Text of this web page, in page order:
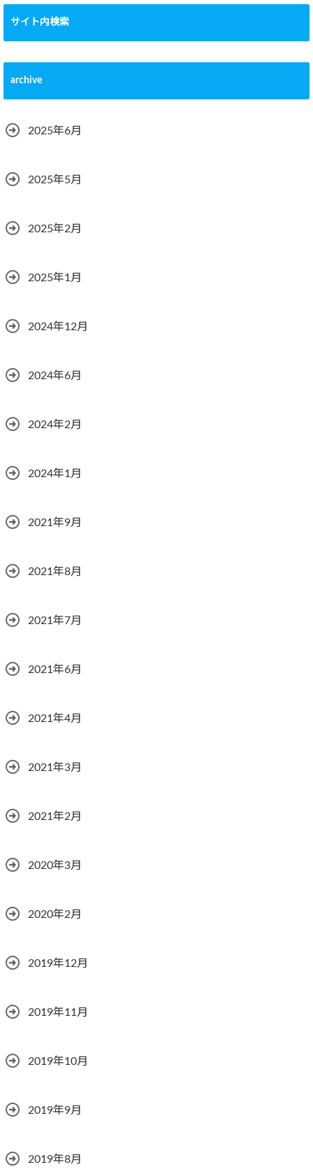
サイト内検索
archive
2025年6月
2025年5月
2025年2月
2025年1月
2024年12月
2024年6月
2024年2月
2024年1月
2021年9月
2021年8月
2021年7月
2021年6月
2021年4月
2021年3月
2021年2月
2020年3月
2020年2月
2019年12月
2019年11月
2019年10月
2019年9月
2019年8月